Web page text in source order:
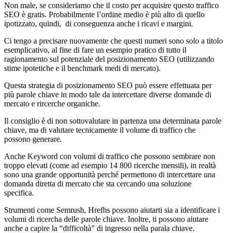
Non male, se consideriamo che il costo per acquisire questo traffico
SEO è gratis. Probabilmente l’ordine medio è più alto di quello
ipotizzato, quindi, di conseguenza anche i ricavi e margini.
Ci tengo a precisare nuovamente che questi numeri sono solo a titolo
esemplicativo, al fine di fare un esempio pratico di tutto il
ragionamento sul potenziale del posizionamento SEO (utilizzando
stime ipotetiche e il benchmark medi di mercato).
Questa strategia di posizionamento SEO può essere effettuata per
più parole chiave in modo tale da intercettare diverse domande di
mercato e rircerche organiche.
Il consiglio è di non sottovalutare in partenza una determinata parole
chiave, ma di valutare tecnicamente il volume di traffico che
possono generare.
Anche Keyword con volumi di traffico che possono sembrare non
troppo elevati (come ad esempio 14 800 ricerche mensili), in realtà
sono una grande opportunità perché permettono di intercettare una
domanda diretta di mercato che sta cercando una soluzione
specifica.
Strumenti come Semrush, Hrefhs possono aiutarti sia a identificare i
volumi di ricercha delle parole chiave. Inoltre, ti possono aiutare
anche a capire la “difficoltà” di ingresso nella parala chiave.